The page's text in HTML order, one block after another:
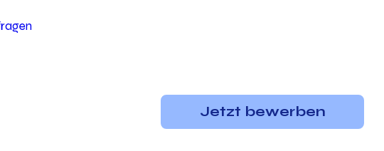
Jetzt bewerben